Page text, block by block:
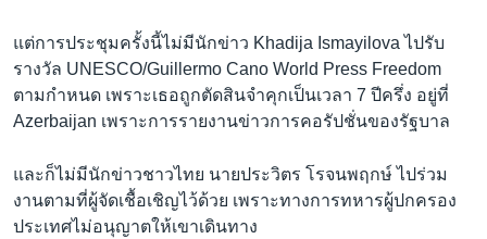
แต่การประชุมครั้งนี้ไม่มีนักข่าว Khadija Ismayilova ไปรับ
รางวัล UNESCO/Guillermo Cano World Press Freedom
ตามกำหนด เพราะเธอถูกตัดสินจำคุกเป็นเวลา 7 ปีครึ่ง อยู่ที่
Azerbaijan เพราะการรายงานข่าวการคอรัปชั่นของรัฐบาล
และก็ไม่มีนักข่าวชาวไทย นายประวิตร โรจนพฤกษ์ ไปร่วม
งานตามที่ผู้จัดเชื้อเชิญไว้ด้วย เพราะทางการทหารผู้ปกครอง
ประเทศไม่อนุญาตให้เขาเดินทาง